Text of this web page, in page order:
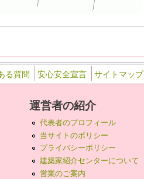
る質問 安心安全宣言 サイトマップ
運営者の紹介
代表者のプロフィール
当サイトのポリシー
プライバシーポリシー
建築家紹介センターについて
営業のご案内